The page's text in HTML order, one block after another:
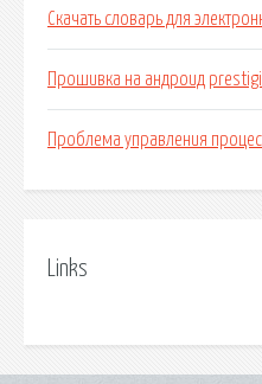
Скачать словарь для
Прошивка на андроид
Проблема управления
Links